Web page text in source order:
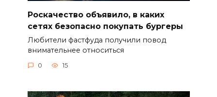
Роскачество объявило, в каких
сетях безопасно покупать бургеры
Любители фастфуда получили повод
внимательнее относиться
0 15